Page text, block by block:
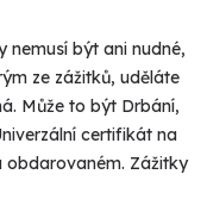
nemusí být ani nudné,
ze zážitků, uděláte
Může to být Drbání,
certifikát na
obdarovaném. Zážitky